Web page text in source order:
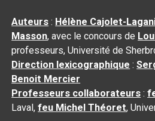
Auteurs : Hélène Cajolet-
Masson, avec le concours de
professeurs, Université de
Direction lexicographique :
Benoit Mercier
Professeurs collaborateurs :
Laval,feu Michel Théoret,